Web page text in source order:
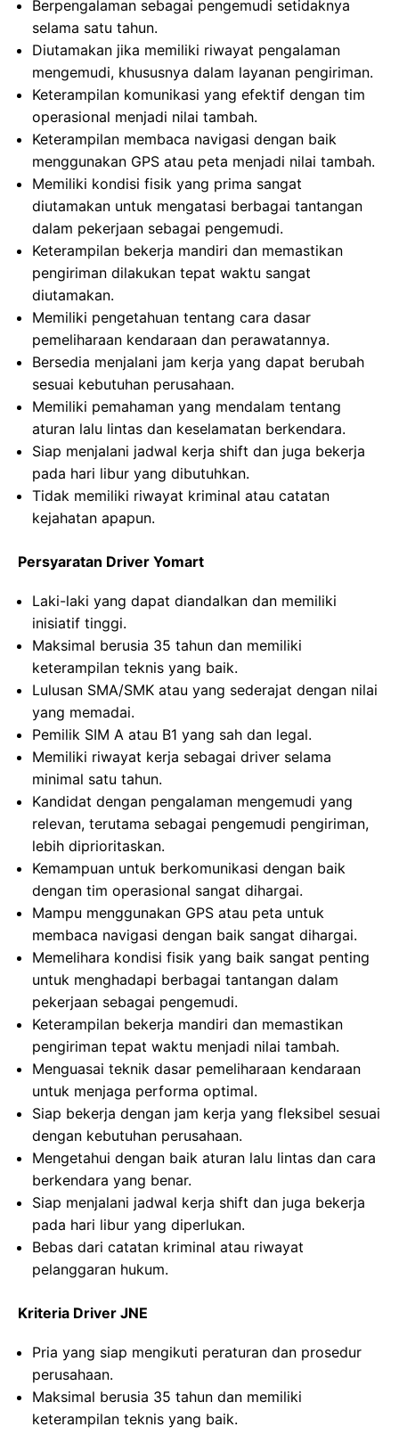
Berpengalaman sebagai pengemudi setidaknya
selama satu tahun.
Diutamakan jika memiliki riwayat pengalaman
mengemudi, khususnya dalam layanan pengiriman.
Keterampilan komunikasi yang efektif dengan tim
operasional menjadi nilai tambah.
Keterampilan membaca navigasi dengan baik
menggunakan GPS atau peta menjadi nilai tambah.
Memiliki kondisi fisik yang prima sangat
diutamakan untuk mengatasi berbagai tantangan
dalam pekerjaan sebagai pengemudi.
Keterampilan bekerja mandiri dan memastikan
pengiriman dilakukan tepat waktu sangat
diutamakan.
Memiliki pengetahuan tentang cara dasar
pemeliharaan kendaraan dan perawatannya.
Bersedia menjalani jam kerja yang dapat berubah
sesuai kebutuhan perusahaan.
Memiliki pemahaman yang mendalam tentang
aturan lalu lintas dan keselamatan berkendara.
Siap menjalani jadwal kerja shift dan juga bekerja
pada hari libur yang dibutuhkan.
Tidak memiliki riwayat kriminal atau catatan
kejahatan apapun.
Persyaratan Driver Yomart
Laki-laki yang dapat diandalkan dan memiliki
inisiatif tinggi.
Maksimal berusia 35 tahun dan memiliki
keterampilan teknis yang baik.
Lulusan SMA/SMK atau yang sederajat dengan nilai
yang memadai.
Pemilik SIM A atau B1 yang sah dan legal.
Memiliki riwayat kerja sebagai driver selama
minimal satu tahun.
Kandidat dengan pengalaman mengemudi yang
relevan, terutama sebagai pengemudi pengiriman,
lebih diprioritaskan.
Kemampuan untuk berkomunikasi dengan baik
dengan tim operasional sangat dihargai.
Mampu menggunakan GPS atau peta untuk
membaca navigasi dengan baik sangat dihargai.
Memelihara kondisi fisik yang baik sangat penting
untuk menghadapi berbagai tantangan dalam
pekerjaan sebagai pengemudi.
Keterampilan bekerja mandiri dan memastikan
pengiriman tepat waktu menjadi nilai tambah.
Menguasai teknik dasar pemeliharaan kendaraan
untuk menjaga performa optimal.
Siap bekerja dengan jam kerja yang fleksibel sesuai
dengan kebutuhan perusahaan.
Mengetahui dengan baik aturan lalu lintas dan cara
berkendara yang benar.
Siap menjalani jadwal kerja shift dan juga bekerja
pada hari libur yang diperlukan.
Bebas dari catatan kriminal atau riwayat
pelanggaran hukum.
Kriteria Driver JNE
Pria yang siap mengikuti peraturan dan prosedur
perusahaan.
Maksimal berusia 35 tahun dan memiliki
keterampilan teknis yang baik.